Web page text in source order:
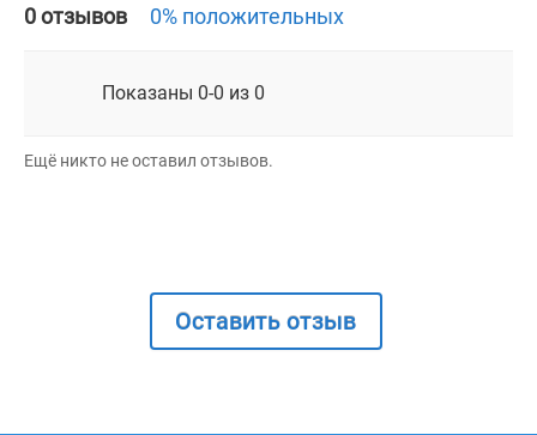
0 отзывов 0% положительных
Показаны 0-0 из 0
Ещё никто не оставил отзывов.
Оставить отзыв